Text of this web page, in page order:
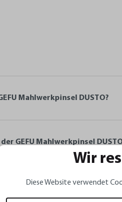
Mahlwerkpinsel DUSTO?
GEFU Mahlwerkpinsel
der GEFU
Wir
Diese Website verwendet